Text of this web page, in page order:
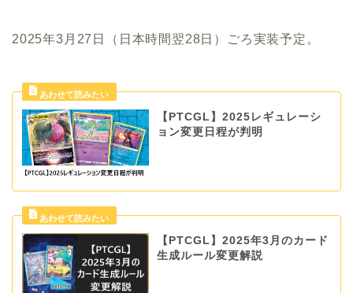
2025年3月27日（日本時間翌28日）ごろ実装予定。
【PTCGL】2025レギュレーシ
ョン変更日程が判明
【PTCGL】2025年3月のカード
生成ルール変更解説